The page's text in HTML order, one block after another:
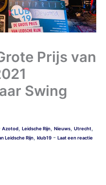
Prijs van
Swing
Azotod, Leidsche Rijn, Nieuws, Utrecht,
Leidsche Rijn, klub19 - Laat een reactie